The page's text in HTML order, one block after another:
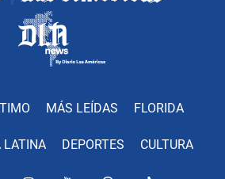
MÁS LEÍDAS FLORIDA
LATINA DEPORTES CULTURA